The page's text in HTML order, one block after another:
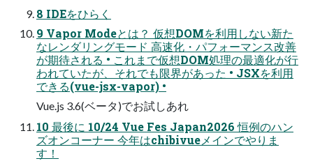
8 IDEをひらく
9 Vapor Modeとは？ 仮想DOMを利用しない新た
なレンダリングモード 高速化・パフォーマンス改善
が期待される • これまで仮想DOM処理の最適化が行
われていたが、それでも限界があった • JSXを利用
できる(vue-jsx-vapor) •
Vue.js 3.6(ベータ)でお試しあれ
10 最後に 10/24 Vue Fes Japan2026 恒例のハン
ズオンコーナー 今年はchibivueメインでやりま
す！